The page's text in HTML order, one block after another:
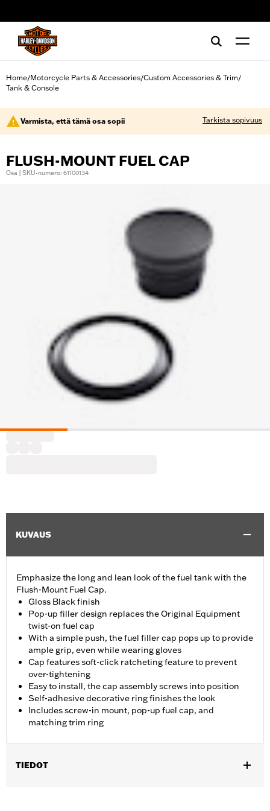
Home/Motorcycle Parts & Accessories/Custom Accessories & Trim/
Tank & Console
Varmista, että tämä osa sopii Tarkista sopivuus
FLUSH-MOUNT FUEL CAP
Osa | SKU-numero: 61100134
KUVAUS
Emphasize the long and lean look of the fuel tank with the
Flush-Mount Fuel Cap.
Gloss Black finish
Pop-up filler design replaces the Original Equipment
twist-on fuel cap
With a simple push, the fuel filler cap pops up to provide
ample grip, even while wearing gloves
Cap features soft-click ratcheting feature to prevent
over-tightening
Easy to install, the cap assembly screws into position
Self-adhesive decorative ring finishes the look
Includes screw-in mount, pop-up fuel cap, and
matching trim ring
TIEDOT